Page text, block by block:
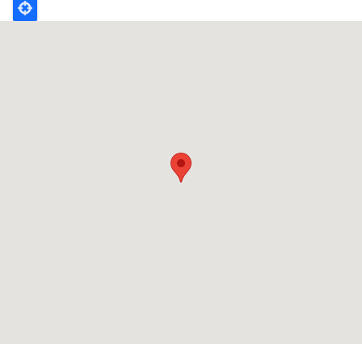
Poligono
GEO